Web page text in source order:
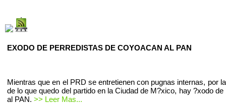
EXODO DE PERREDISTAS DE COYOACAN AL PAN
Mientras que en el PRD se entretienen con pugnas internas, por
de lo que quedo del partido en la Ciudad de M?xico, hay ?xodo de
al PAN. >> Leer Mas...